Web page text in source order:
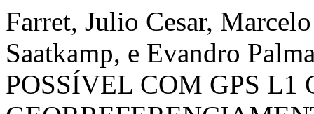
Farret, Julio Cesar,
Saatkamp, e Evandro
POSSÍVEL COM GPS L1